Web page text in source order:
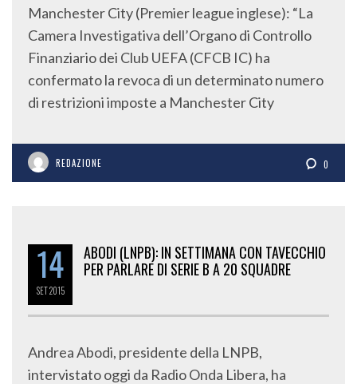
Manchester City (Premier league inglese): “La
Camera Investigativa dell’Organo di Controllo
Finanziario dei Club UEFA (CFCB IC) ha
confermato la revoca di un determinato numero
di restrizioni imposte a Manchester City
REDAZIONE 0
14
SET2015
ABODI (LNPB): IN SETTIMANA CON TAVECCHIO
PER PARLARE DI SERIE B A 20 SQUADRE
Andrea Abodi, presidente della LNPB,
intervistato oggi da Radio Onda Libera, ha